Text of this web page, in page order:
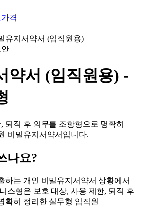
가격
유지서약서 (임직원용)
안
약서 (임직원용) -
퇴직 후 의무를 조항형으로 명확히
비밀유지서약서입니다.
나요?
하는 개인 비밀유지서약서 상황에서
스형은 보호 대상, 사용 제한, 퇴직 후
확히 정리한 실무형 임직원